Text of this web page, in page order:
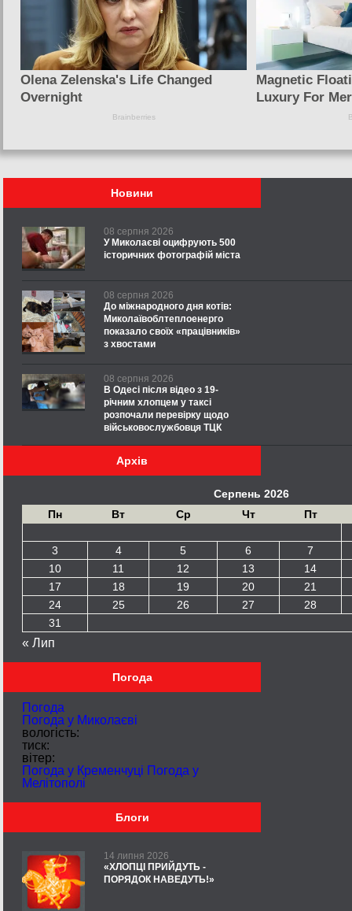
Новини
08 серпня 2026
У Миколаєві оцифрують 500
історичних фотографій міста
08 серпня 2026
До міжнародного дня котів:
Миколаївоблтеплоенерго
показало своїх «працівників»
з хвостами
08 серпня 2026
В Одесі після відео з 19-
річним хлопцем у таксі
розпочали перевірку щодо
військовослужбовця ТЦК
Архів
Серпень 2026
Пн
Вт Ср Чт Пт
3 4 5 6
7
10
11 12 13
14
17
18 19 20
21
24
25 26 27
28
31
« Лип
Погода
Погода
Погода у Миколаєві
вологість:
тиск:
вітер:
Погода у Кременчуці Погода у
Мелітополі
Блоги
14 липня 2026
«ХЛОПЦІ ПРИЙДУТЬ -
ПОРЯДОК НАВЕДУТЬ!»